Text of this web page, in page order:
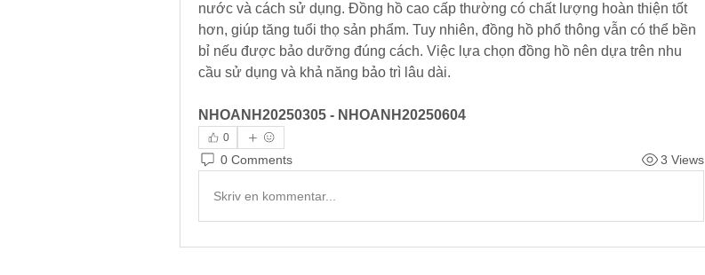
nước và cách sử dụng. Đồng hồ cao cấp thường có chất lượng hoàn thiện tốt
hơn, giúp tăng tuổi thọ sản phẩm. Tuy nhiên, đồng hồ phổ thông vẫn có thể bền
bỉ nếu được bảo dưỡng đúng cách. Việc lựa chọn đồng hồ nên dựa trên nhu
cầu sử dụng và khả năng bảo trì lâu dài.
NHOANH20250305 - NHOANH20250604
0
0 Comments 3 Views
Skriv en kommentar...